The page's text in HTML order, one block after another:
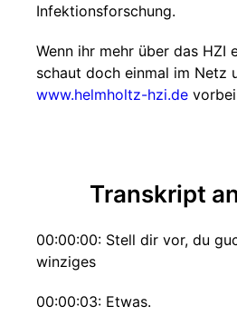
Infektionsforschung.
Wenn ihr mehr über das HZI
schaut doch einmal im Netz
www.helmholtz-hzi.de
Transkript
00:00:00: Stell dir vor, du
winziges
00:00:03: Etwas.